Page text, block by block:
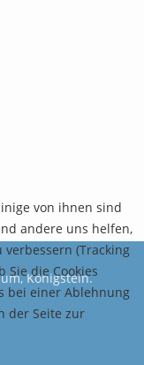
Königstein.
von ihnen sind
andere uns helfen,
(Tracking
Sie die Cookies
bei einer Ablehnung
der Seite zur